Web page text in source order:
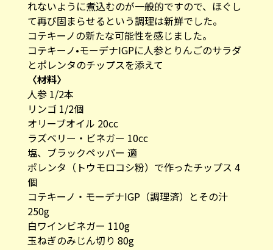
れないように煮込むのが一般的ですので、ほぐし
て再び固まらせるという調理は新鮮でした。
コテキーノの新たな可能性を感じました。
コテキーノ•モーデナIGPに人参とりんごのサラダ
とポレンタのチップスを添えて
〈材料〉
人参 1/2本
リンゴ 1/2個
オリーブオイル 20cc
ラズベリー・ビネガー 10cc
塩、ブラックペッパー 適
ポレンタ（トウモロコシ粉）で作ったチップス 4
個
コテキーノ・モーデナIGP（調理済）とその汁
250g
白ワインビネガー 110g
玉ねぎのみじん切り 80g